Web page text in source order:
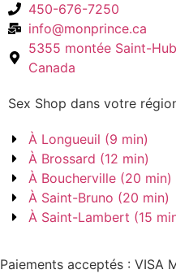
450-676-7250
info@monprince.ca
5355 montée Saint-
Canada
Sex Shop dans votre
À Longueuil (9 min)
À Brossard (12 min)
À Boucherville (20 min)
À Saint-Bruno (20 min)
À Saint-Lambert (15
Paiements acceptés : VISA